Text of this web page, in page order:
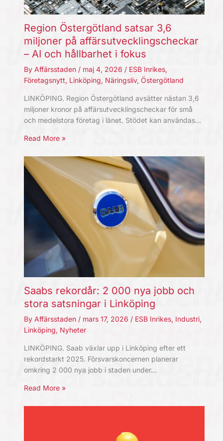
Region Östergötland satsar 3,6
miljoner på affärsutvecklingscheckar
– AI och hållbarhet i fokus
By Affärsstaden / maj 4, 2026 / ESB Inrikes,
Företagsnytt, Linköping, Näringsliv, Östergötland
LINKÖPING. Region Östergötland avsätter nästan 3,6
miljoner kronor på affärsutvecklingscheckar för små
och medelstora företag i länet. Stödet kan användas…
Read More »
Saabs rekordår: 2 000 nya jobb och
stora satsningar i Linköping
By Affärsstaden / mars 17, 2026 / ESB Inrikes, Industri,
Linköping, Nyheter
LINKÖPING. Saab växlar upp i Linköping efter ett
rekordstarkt 2025. Försvarskoncernen planerar
omkring 2 000 nya jobb i staden under…
Read More »